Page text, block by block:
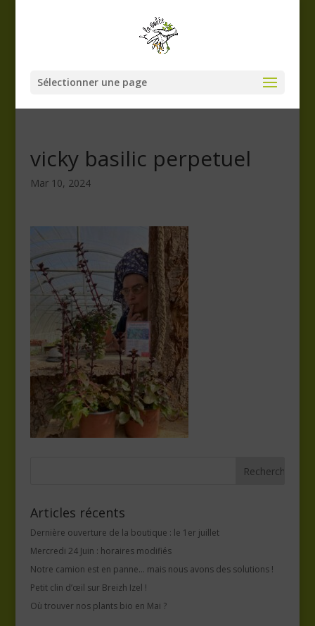
Sélectionner une page
vicky basilic perpetuel
Mar 10, 2024
Articles récents
Dernière ouverture de la boutique : le 1er juillet
Mercredi 24 Juin : horaires modifiés
Notre camion est en panne… mais nous avons des solutions !
Petit clin d’œil sur Breizh Izel !
Où trouver nos plants bio en Mai ?